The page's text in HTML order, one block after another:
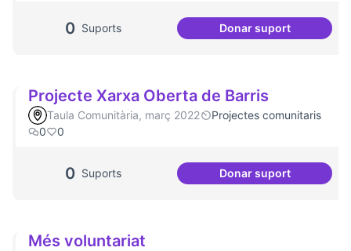
0 Suports Donar suportOci per a la gent
Projecte Xarxa Oberta de Barris
Taula Comunitària, març 2022
Projectes comunitaris
0
0
0 Suports Donar suportProjecte Xarxa
Més voluntariat